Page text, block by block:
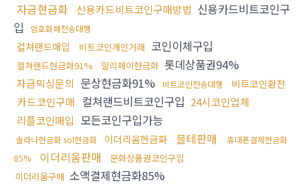
자금현금화 신용카드비트코인구매방법 신용카드비트코인구
입
암호화폐전송대행
컬쳐랜드매입 비트코인개인거래 코인이체구입
컬쳐랜드현금화91% 알리페이현금화 롯데상품권94%
자금믹싱문의 문상현금화91% 비트코인전송대행 비트코인환전
카드코인구매 컬쳐랜드비트코인구입 24시코인업체
리플코인매입 모든코인구입가능
솔라나현금화 sol현금화 이더리움현금화 블테판매
휴대폰결제현금화
85%
이더리움판매
문화상품권코인구입
이더리움구매 소액결제현금화85%